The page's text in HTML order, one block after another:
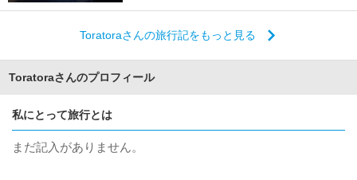
Toratoraさんの旅行記をもっと見る
Toratoraさんのプロフィール
私にとって旅行とは
まだ記入がありません。